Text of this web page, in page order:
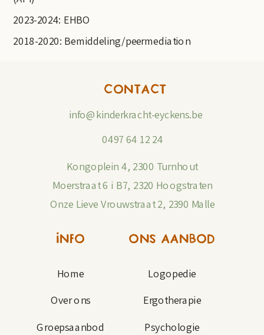
2023-2024: EHBO
2018-2020: Bemiddeling/peermediation
Kongoplein 4, 2300 Turnhout
Moerstraat 6 i B7, 2320 Hoogstraten
Onze Lieve Vrouwstraat 2, 2390 Malle
0497 64 12 24
info@kinderkracht-eyckens.be
CONTACT
Psychologie
Ergotherapie
Logopedie
ONS AANBOD
Over ons
Home
INFO
Groepsaanbod